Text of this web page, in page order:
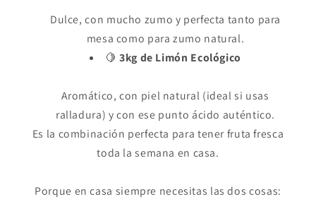
Dulce, con mucho zumo y perfecta tanto para
mesa como para zumo natural.
🍋3kg de Limón Ecológico
Aromático, con piel natural (ideal si usas
ralladura) y con ese punto ácido auténtico.
Es la combinación perfecta para tener fruta fresca
toda la semana en casa.
Porque en casa siempre necesitas las dos cosas: